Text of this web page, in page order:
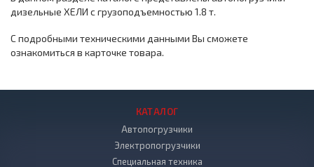
дизельные ХЕЛИ с грузоподъемностью 1.8 т.
С подробными техническими данными Вы сможете
ознакомиться в карточке товара.
КАТАЛОГ
Автопогрузчики
Электропогрузчики
Специальная техника